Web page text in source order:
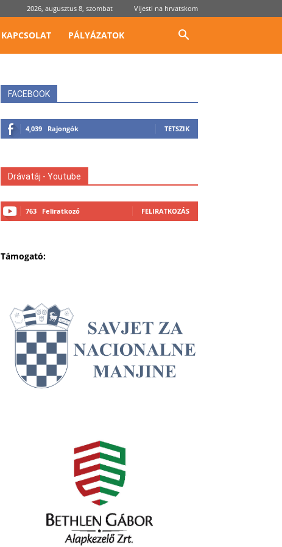
2026, augusztus 8, szombat Vijesti na hrvatskom
KAPCSOLAT PÁLYÁZATOK
FACEBOOK
4,039 Rajongók TETSZIK
Drávatáj - Youtube
763 Feliratkozó FELIRATKOZÁS
Támogató: